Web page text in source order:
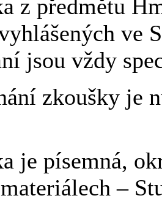
z předmětu
ve
jsou vždy
zkoušky je
je písemná,
–